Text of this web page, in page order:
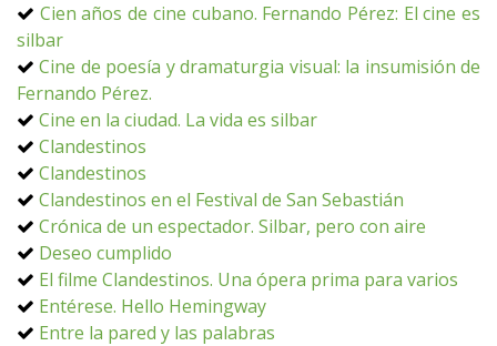
Cien años de cine cubano. Fernando Pérez: El cine es
silbar
Cine de poesía y dramaturgia visual: la insumisión de
Fernando Pérez.
Cine en la ciudad. La vida es silbar
Clandestinos
Clandestinos
Clandestinos en el Festival de San Sebastián
Crónica de un espectador. Silbar, pero con aire
Deseo cumplido
El filme Clandestinos. Una ópera prima para varios
Entérese. Hello Hemingway
Entre la pared y las palabras